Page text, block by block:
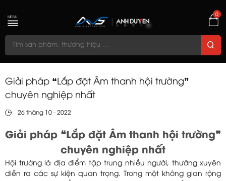
0
MENU
Giải pháp ❝Lắp đặt Âm thanh hội trường❞
chuyên nghiệp nhất
26 tháng 10 - 2022
Giải pháp ❝Lắp đặt Âm thanh hội trường❞
chuyên nghiệp nhất
Hội trường là địa điểm tập trung nhiều người, thường xuyên
diễn ra các sự kiện quan trọng. Trong một không gian rộng